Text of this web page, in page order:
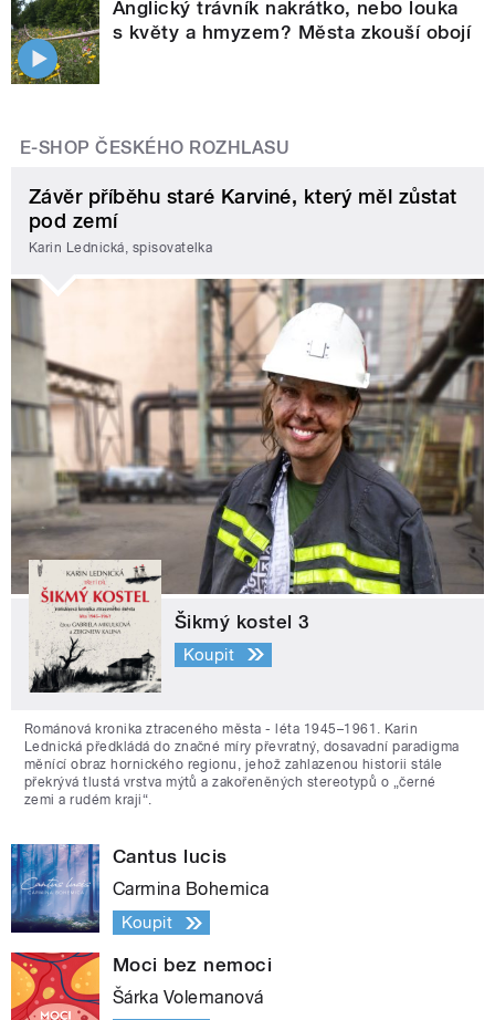
Anglický trávník nakrátko, nebo louka
s květy a hmyzem? Města zkouší obojí
E-SHOP ČESKÉHO ROZHLASU
Závěr příběhu staré Karviné, který měl zůstat
pod zemí
Karin Lednická, spisovatelka
Šikmý kostel 3
Koupit
Románová kronika ztraceného města - léta 1945–1961. Karin
Lednická předkládá do značné míry převratný, dosavadní paradigma
měnící obraz hornického regionu, jehož zahlazenou historii stále
překrývá tlustá vrstva mýtů a zakořeněných stereotypů o „černé
zemi a rudém kraji“.
Cantus lucis
Carmina Bohemica
Koupit
Moci bez nemoci
Šárka Volemanová